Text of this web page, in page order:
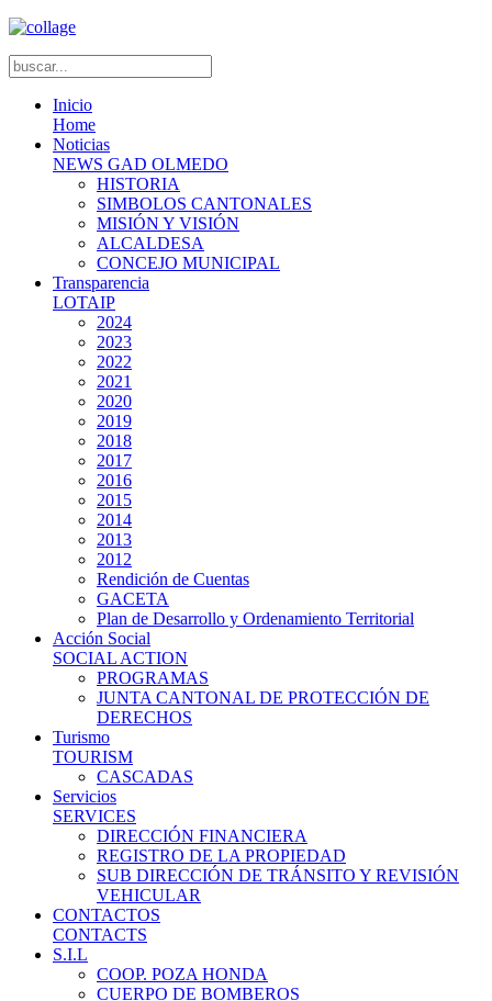
Inicio
Home
Noticias
NEWS GAD OLMEDO
HISTORIA
SIMBOLOS CANTONALES
MISIÓN Y VISIÓN
ALCALDESA
CONCEJO MUNICIPAL
Transparencia
LOTAIP
2024
2023
2022
2021
2020
2019
2018
2017
2016
2015
2014
2013
2012
Rendición de Cuentas
GACETA
Plan de Desarrollo y Ordenamiento Territorial
Acción Social
SOCIAL ACTION
PROGRAMAS
JUNTA CANTONAL DE PROTECCIÓN DE
DERECHOS
Turismo
TOURISM
CASCADAS
Servicios
SERVICES
DIRECCIÓN FINANCIERA
REGISTRO DE LA PROPIEDAD
SUB DIRECCIÓN DE TRÁNSITO Y REVISIÓN
VEHICULAR
CONTACTOS
CONTACTS
S.I.L
COOP. POZA HONDA
CUERPO DE BOMBEROS